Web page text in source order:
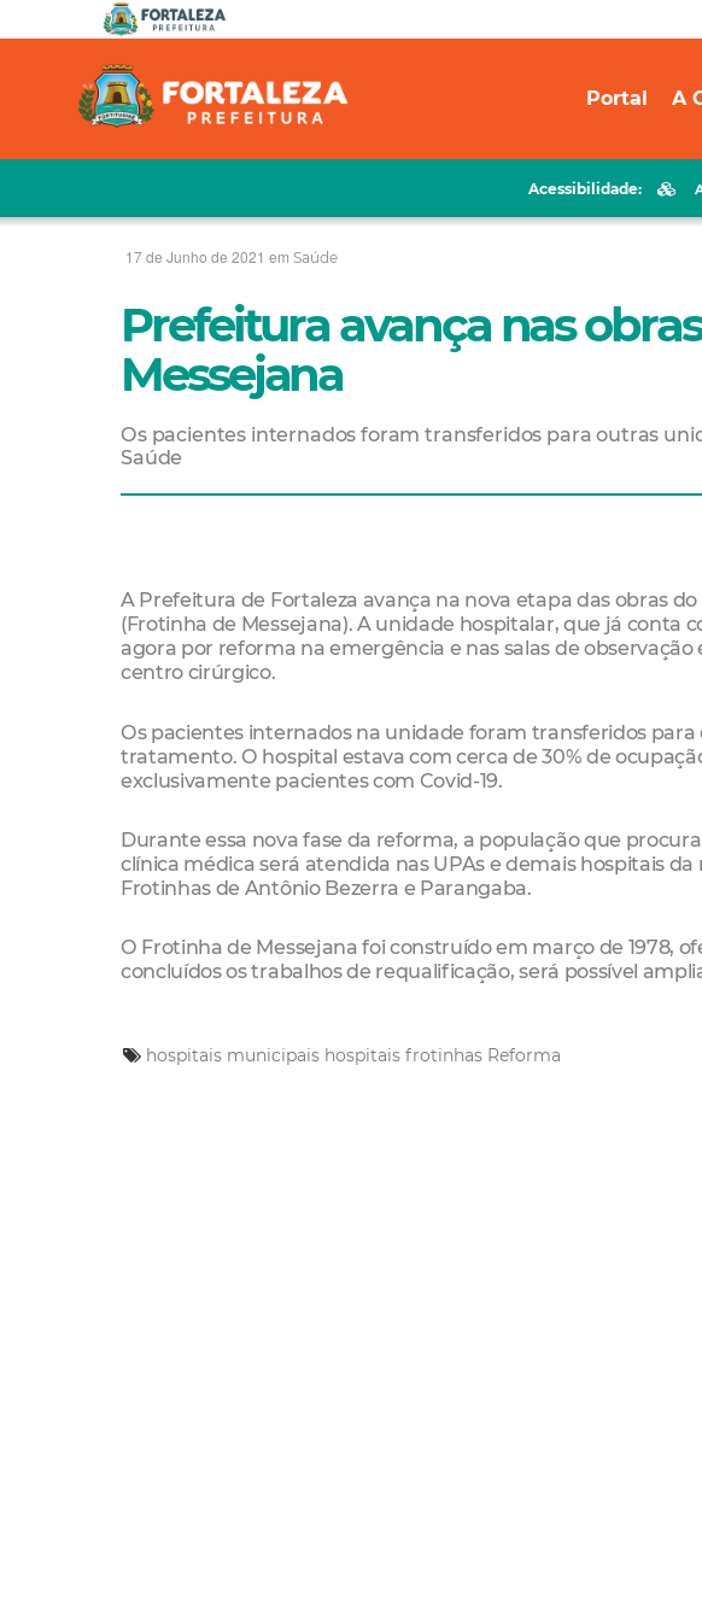
Portal A
Acessibilidade:
17 de Junho de 2021 em Saúde
Prefeitura avança nas
Messejana
Os pacientes internados foram transferidos para outras
Saúde
A Prefeitura de Fortaleza avança na nova etapa das obras
(Frotinha de Messejana). A unidade hospitalar, que já conta
agora por reforma na emergência e nas salas de
centro cirúrgico.
Os pacientes internados na unidade foram transferidos
tratamento. O hospital estava com cerca de 30% de
exclusivamente pacientes com Covid-19.
Durante essa nova fase da reforma, a população que
clínica médica será atendida nas UPAs e demais hospitais da
Frotinhas de Antônio Bezerra e Parangaba.
O Frotinha de Messejana foi construído em março de 1978,
concluídos os trabalhos de requalificação, será possível
hospitais municipais hospitais frotinhas Reforma